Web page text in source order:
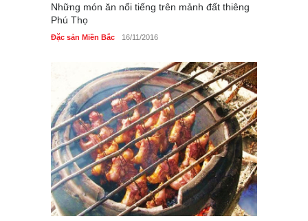
Những món ăn nổi tiếng trên mảnh đất thiêng
Phú Thọ
Đặc sản Miền Bắc 16/11/2016